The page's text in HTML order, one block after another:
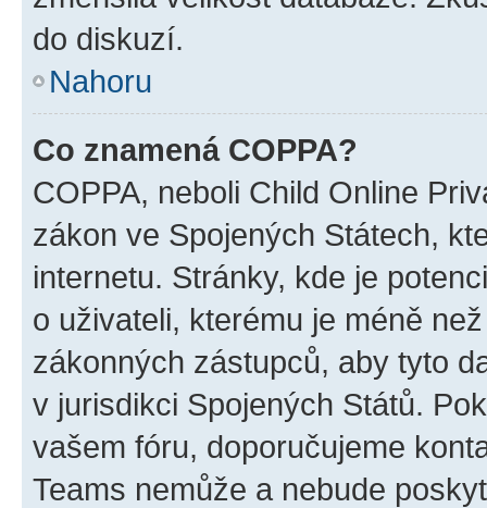
do diskuzí.
Nahoru
Co znamená COPPA?
COPPA, neboli Child Online
zákon ve Spojených Státech,
internetu. Stránky, kde je
o uživateli, kterému je méně
zákonných zástupců, aby tyto
v jurisdikci Spojených Států.
vašem fóru, doporučujeme
Teams nemůže a nebude